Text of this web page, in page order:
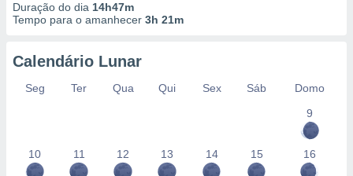
Duração do dia 14h47m
Tempo para o amanhecer 3h 21m
Calendário Lunar
Seg Ter Qua Qui Sex Sáb
Domo
9
10 11 12 13 14 15 16